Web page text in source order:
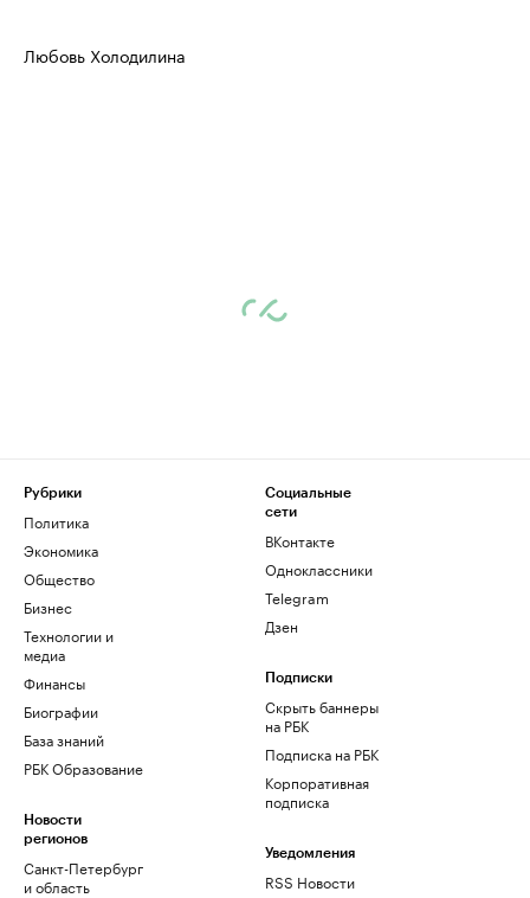
Любовь Холодилина
Рубрики
Политика
Экономика
Общество
Бизнес
Технологии и
медиа
Финансы
Биографии
База знаний
РБК Образование
Новости
регионов
Санкт-Петербург
и область
Социальные
сети
ВКонтакте
Одноклассники
Telegram
Дзен
Подписки
Скрыть баннеры
на РБК
Подписка на РБК
Корпоративная
подписка
Уведомления
RSS Новости